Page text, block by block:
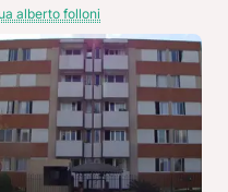
alberto folloni